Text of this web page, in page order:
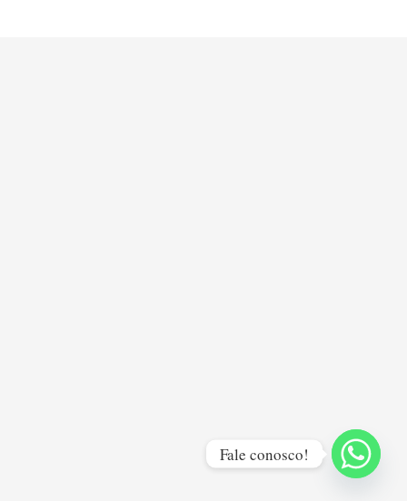
Fale conosco!